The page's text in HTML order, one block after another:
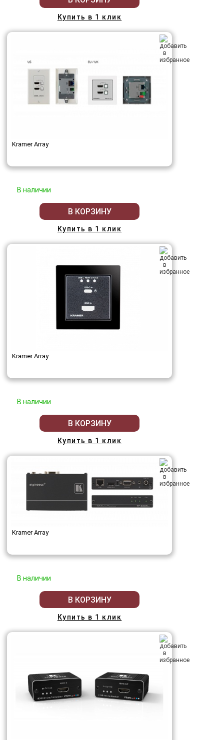
Купить в 1 клик
Kramer Array
В наличии
В КОРЗИНУ
Купить в 1 клик
Kramer Array
В наличии
В КОРЗИНУ
Купить в 1 клик
Kramer Array
В наличии
В КОРЗИНУ
Купить в 1 клик